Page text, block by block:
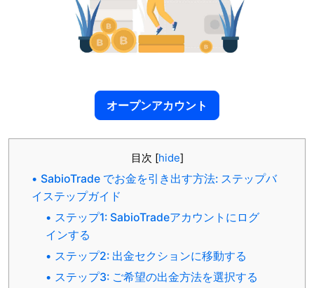
オープンアカウント
目次 [hide]
SabioTrade でお金を引き出す方法: ステップバ
イステップガイド
ステップ1: SabioTradeアカウントにログ
インする
ステップ2: 出金セクションに移動する
ステップ3: ご希望の出金方法を選択する